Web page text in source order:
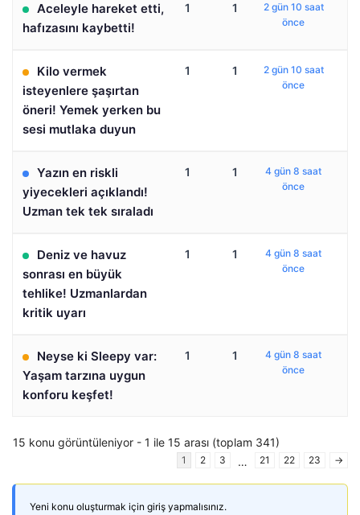
Aceleyle hareket etti,
hafızasını kaybetti!
1 1
2 gün 10 saat
önce
Kilo vermek
isteyenlere şaşırtan
öneri! Yemek yerken bu
sesi mutlaka duyun
1 1
2 gün 10 saat
önce
Yazın en riskli
yiyecekleri açıklandı!
Uzman tek tek sıraladı
1 1
4 gün 8 saat
önce
Deniz ve havuz
sonrası en büyük
tehlike! Uzmanlardan
kritik uyarı
1 1
4 gün 8 saat
önce
Neyse ki Sleepy var:
Yaşam tarzına uygun
konforu keşfet!
1 1
4 gün 8 saat
önce
15 konu görüntüleniyor - 1 ile 15 arası (toplam 341)
1 2 3 … 21 22 23 →
Yeni konu oluşturmak için giriş yapmalısınız.